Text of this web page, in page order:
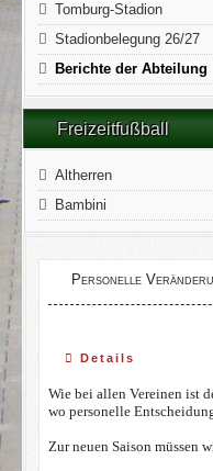
Tomburg-Stadion
Stadionbelegung 26/27
Berichte der Abteilung
Freizeitfußball
Altherren
Bambini
Personelle
Details
Wie bei allen Vereinen ist
wo personelle
Zur neuen Saison müssen